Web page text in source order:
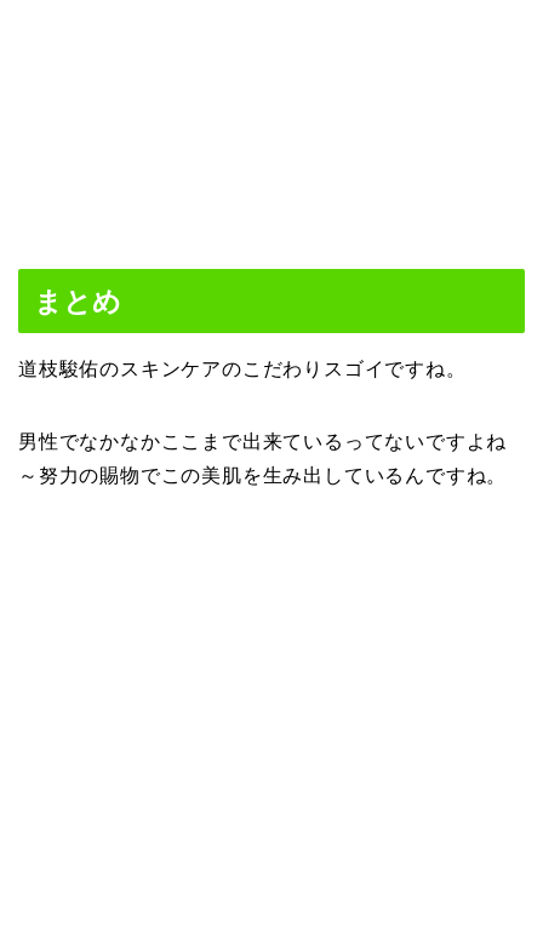
まとめ
道枝駿佑のスキンケアのこだわりスゴイですね。
男性でなかなかここまで出来ているってないですよね
～努力の賜物でこの美肌を生み出しているんですね。